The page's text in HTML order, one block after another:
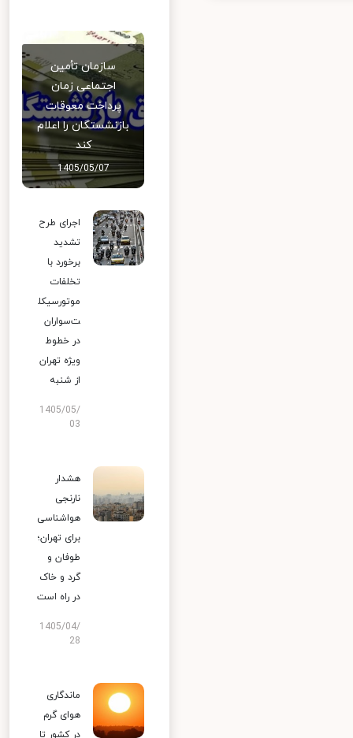
سازمان تأمین
اجتماعی زمان
پرداخت معوقات
بازنشستگان را اعلام
کند
1405/05/07
اجرای طرح
تشدید
برخورد با
تخلفات
موتورسیکل
ت‌سواران
در خطوط
ویژه تهران
از شنبه
1405/05/
03
هشدار
نارنجی
هواشناسی
برای تهران؛
طوفان و
گرد و خاک
در راه است
1405/04/
28
ماندگاری
هوای گرم
در کشور تا